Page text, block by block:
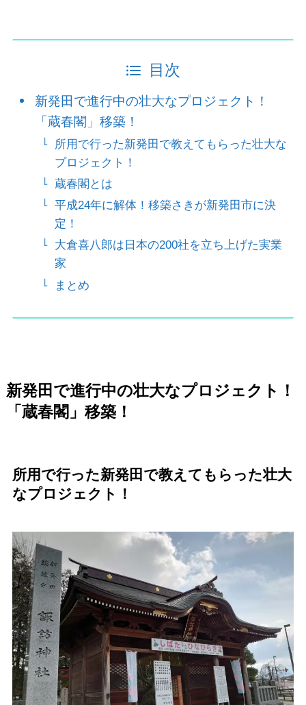
目次
新発田で進行中の壮大なプロジェクト！
「蔵春閣」移築！
所用で行った新発田で教えてもらった壮大な
プロジェクト！
蔵春閣とは
平成24年に解体！移築さきが新発田市に決
定！
大倉喜八郎は日本の200社を立ち上げた実業
家
まとめ
新発田で進行中の壮大なプロジェクト！
「蔵春閣」移築！
所用で行った新発田で教えてもらった壮大
なプロジェクト！